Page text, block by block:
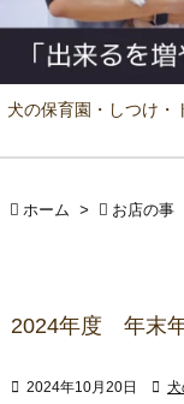
犬の保育園・しつけ・
 ホーム >  お店の事
2024年度 年末
 2024年10月20日  犬